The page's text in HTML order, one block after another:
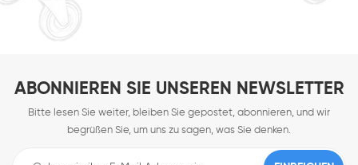
ABONNIEREN SIE UNSEREN NEWSLETTER
Bitte lesen Sie weiter, bleiben Sie gepostet, abonnieren, und wir
begrüßen Sie, um uns zu sagen, was Sie denken.